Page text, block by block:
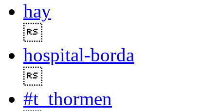
hay
hospital-borda
#t_thormen